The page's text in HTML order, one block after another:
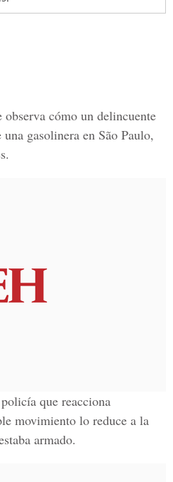
observa cómo un delincuente
gasolinera en São Paulo,
que reacciona
movimiento lo reduce a la
armado.